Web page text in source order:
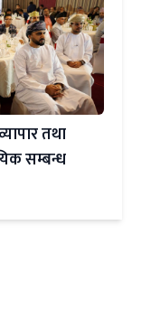
तथा
सम्बन्ध